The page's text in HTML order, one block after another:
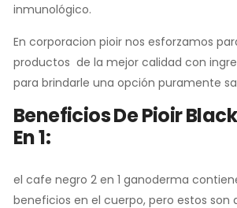
inmunológico.
En corporacion pioir nos esforzamos
productos de la mejor calidad con
para brindarle una opción puramente
Beneficios De Pioir
En 1:
el cafe negro 2 en 1 ganoderma
beneficios en el cuerpo, pero estos son